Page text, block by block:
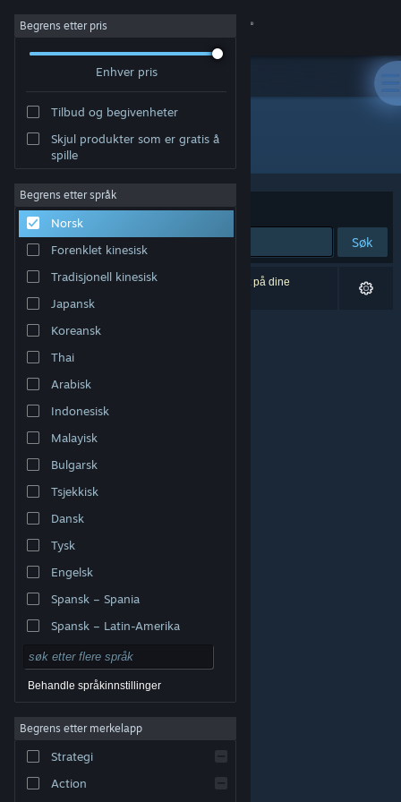
Logg inn
Om
Kundestøtte
Bytt språk
Skaff deg Steam-appen på mobil
Vis skrivebordsversjon
© Valve Corporation. Alle rettigheter reservert. Alle
Retningslinjer for personvern
Tilgjengelighet
|Steams abonnementsavtale
Refusjoner
Begrens etter pris
Enhver pris
Tilbud og begivenheter
Skjul produkter som er gratis å
spille
Begrens etter språk
Norsk
Forenklet kinesisk
Tradisjonell kinesisk
Japansk
Koreansk
Thai
Arabisk
Indonesisk
Malayisk
Bulgarsk
Tsjekkisk
Dansk
Tysk
Engelsk
Spansk – Spania
Spansk – Latin-Amerika
Behandle språkinnstillinger
Begrens etter merkelapp
Strategi
Action
Utvikler: Cihad Turhan
Sorter etter Relevans
Søk
0 treff på søket. 1 produkt er blitt utelukket basert på dine
innstillinger.